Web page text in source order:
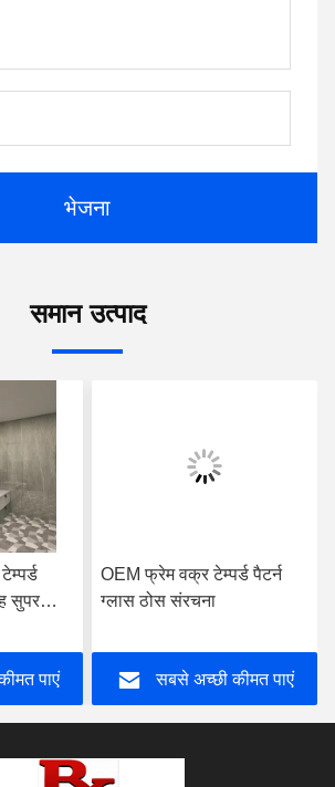
भेजना
समान उत्पाद
सुपर
पाएं
OEM फ्रेम वक्र टेम्पर्ड पैटर्न
ग्लास ठोस संरचना
सबसे अच्छी कीमत पाएं